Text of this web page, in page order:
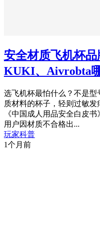
安全材质飞机杯品
KUKI、Aivrobta
选飞机杯最怕什么？不是
质材料的杯子，轻则过敏发
《中国成人用品安全白皮
用户因材质不合格出...
玩家科普
1个月前